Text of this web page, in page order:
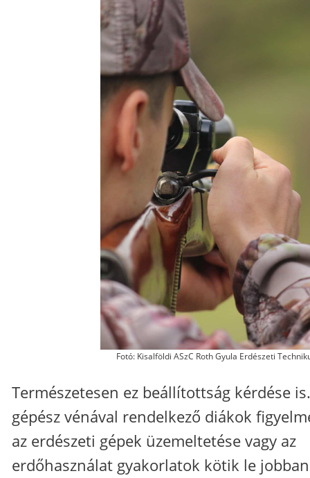
Fotó: Kisalföldi ASzC Roth Gyula Erdészeti
Természetesen ez beállítottság kérdése
gépész vénával rendelkező diákok
az erdészeti gépek üzemeltetése vagy az
erdőhasználat gyakorlatok kötik le